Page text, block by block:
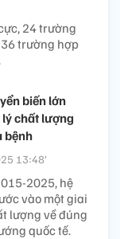
24 trường
trường hợp
biến lớn
chất lượng
bệnh
13:48’
2025, hệ
vào một giai
lượng về đúng
quốc tế.